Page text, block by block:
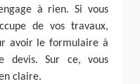
à rien. Si vous
de vos travaux,
avoir le formulaire à
devis. Sur ce, vous
claire.